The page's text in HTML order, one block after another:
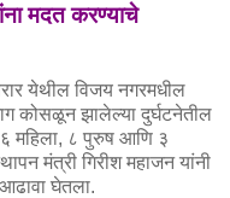
मदत करण्याचे
येथील विजय नगरमधील
कोसळून झालेल्या दुर्घटनेतील
महिला, ८ पुरुष आणि ३
मंत्री गिरीश महाजन यांनी
घेतला.